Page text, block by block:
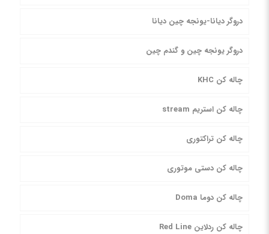
دروگر دیانا-یونجه چین دیانا
دروگر یونجه چین و گندم چین
چاله کن KHC
چاله کن استریم stream
چاله کن تراکتوری
چاله کن دستی موتوری
چاله کن دوما Doma
چاله کن ردلاین Red Line